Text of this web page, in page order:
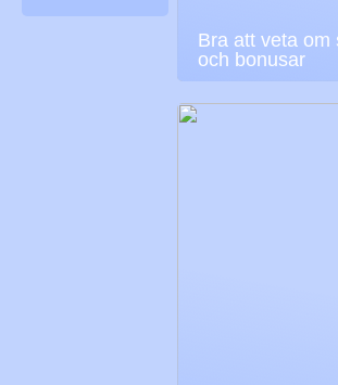
Bra att veta om
och bonusar